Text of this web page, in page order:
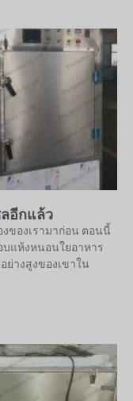
อีกแล้ว
งของเรามาก่อน ตอนนี้
บแห้งหนอนใยอาหาร
ย่างสูงของเขาใน